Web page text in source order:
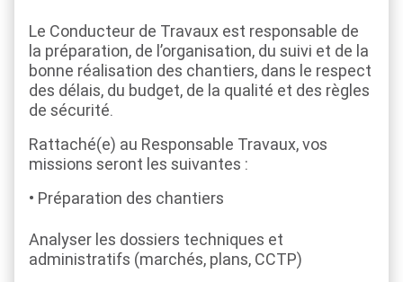
Le Conducteur de Travaux est responsable de
la préparation, de l’organisation, du suivi et de la
bonne réalisation des chantiers, dans le respect
des délais, du budget, de la qualité et des règles
de sécurité.
Rattaché(e) au Responsable Travaux, vos
missions seront les suivantes :
Préparation des chantiers
Analyser les dossiers techniques et
administratifs (marchés, plans, CCTP)